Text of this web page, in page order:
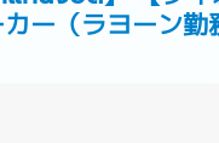
ー（ラヨーン勤